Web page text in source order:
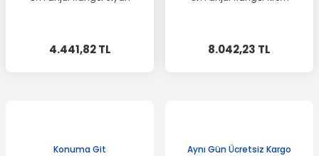
4.441,82 TL 8.042,23 TL
Konuma Git Aynı Gün Ücretsiz Kargo